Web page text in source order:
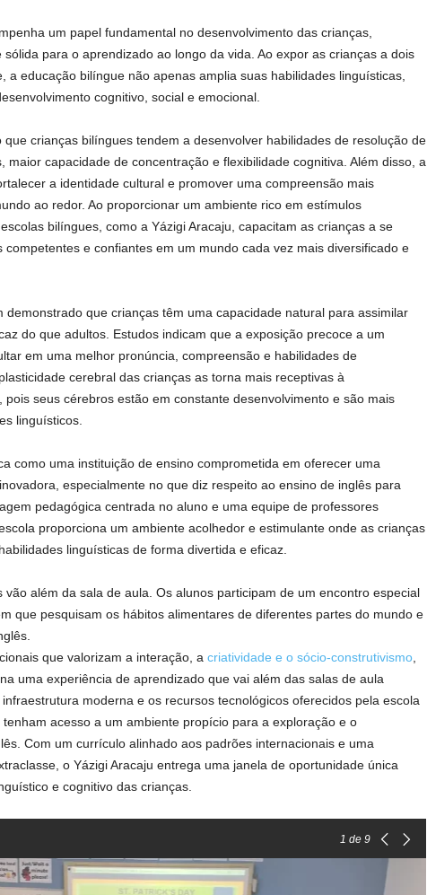
um papel fundamental no desenvolvimento das crianças,
para o aprendizado ao longo da vida. Ao expor as crianças a dois
a educação bilíngue não apenas amplia suas habilidades linguísticas,
cognitivo, social e emocional.
que crianças bilíngues tendem a desenvolver habilidades de resolução de
maior capacidade de concentração e flexibilidade cognitiva. Além disso, a
a identidade cultural e promover uma compreensão mais
ao redor. Ao proporcionar um ambiente rico em estímulos
bilíngues, como a Yázigi Aracaju, capacitam as crianças a se
competentes e confiantes em um mundo cada vez mais diversificado e
demonstrado que crianças têm uma capacidade natural para assimilar
do que adultos. Estudos indicam que a exposição precoce a um
em uma melhor pronúncia, compreensão e habilidades de
cerebral das crianças as torna mais receptivas à
pois seus cérebros estão em constante desenvolvimento e são mais
linguísticos.
como uma instituição de ensino comprometida em oferecer uma
especialmente no que diz respeito ao ensino de inglês para
pedagógica centrada no aluno e uma equipe de professores
proporciona um ambiente acolhedor e estimulante onde as crianças
linguísticas de forma divertida e eficaz.
vão além da sala de aula. Os alunos participam de um encontro especial
que pesquisam os hábitos alimentares de diferentes partes do mundo e
que valorizam a interação, a criatividade e o sócio-construtivismo,
uma experiência de aprendizado que vai além das salas de aula
moderna e os recursos tecnológicos oferecidos pela escola
acesso a um ambiente propício para a exploração e o
Com um currículo alinhado aos padrões internacionais e uma
o Yázigi Aracaju entrega uma janela de oportunidade única
e cognitivo das crianças.
1 de 9